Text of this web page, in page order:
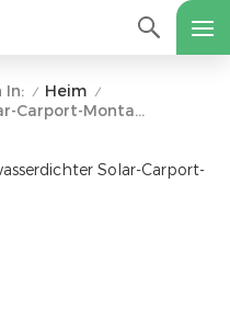
In: / Heim /
Mit Wasserdichter Solar-Carport-Montage
Solar-Carport-